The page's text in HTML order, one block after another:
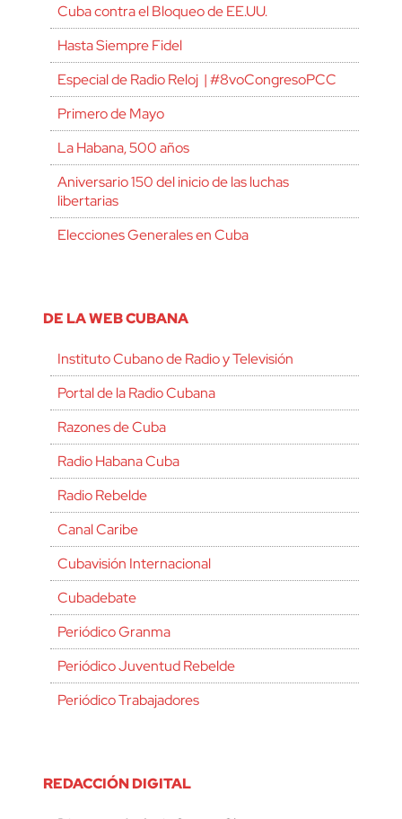
Cuba contra el Bloqueo de EE.UU.
Hasta Siempre Fidel
Especial de Radio Reloj | #8voCongresoPCC
Primero de Mayo
La Habana, 500 años
Aniversario 150 del inicio de las luchas
libertarias
Elecciones Generales en Cuba
DE LA WEB CUBANA
Instituto Cubano de Radio y Televisión
Portal de la Radio Cubana
Razones de Cuba
Radio Habana Cuba
Radio Rebelde
Canal Caribe
Cubavisión Internacional
Cubadebate
Periódico Granma
Periódico Juventud Rebelde
Periódico Trabajadores
REDACCIÓN DIGITAL